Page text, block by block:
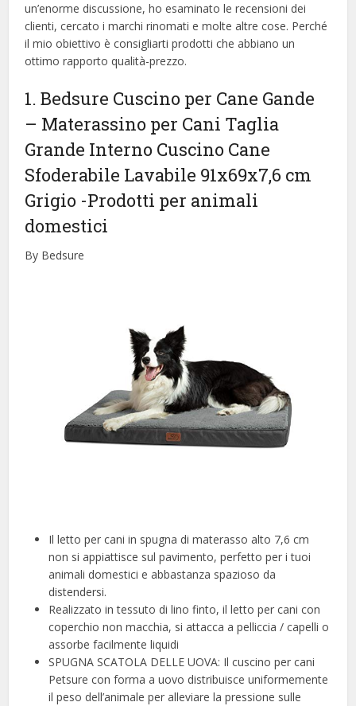
un’enorme discussione, ho esaminato le recensioni dei
clienti, cercato i marchi rinomati e molte altre cose. Perché
il mio obiettivo è consigliarti prodotti che abbiano un
ottimo rapporto qualità-prezzo.
1. Bedsure Cuscino per Cane Gande
– Materassino per Cani Taglia
Grande Interno Cuscino Cane
Sfoderabile Lavabile 91x69x7,6 cm
Grigio -Prodotti per animali
domestici
By Bedsure
Il letto per cani in spugna di materasso alto 7,6 cm
non si appiattisce sul pavimento, perfetto per i tuoi
animali domestici e abbastanza spazioso da
distendersi.
Realizzato in tessuto di lino finto, il letto per cani con
coperchio non macchia, si attacca a pelliccia / capelli o
assorbe facilmente liquidi
SPUGNA SCATOLA DELLE UOVA: Il cuscino per cani
Petsure con forma a uovo distribuisce uniformemente
il peso dell’animale per alleviare la pressione sulle